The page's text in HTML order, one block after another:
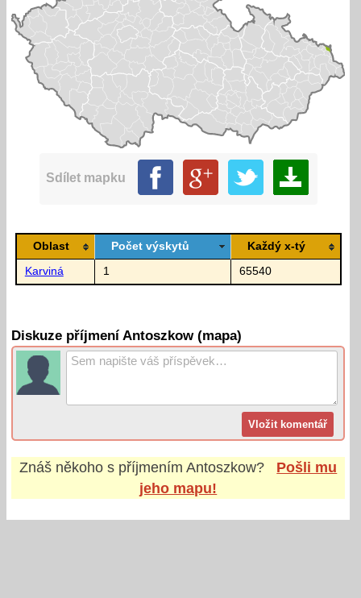
Sdílet mapku
Oblast Počet výskytů Každý x-tý
Karviná 1 65540
Diskuze příjmení Antoszkow (mapa)
Znáš někoho s příjmenímAntoszkow?
Pošli mu
jeho mapu!